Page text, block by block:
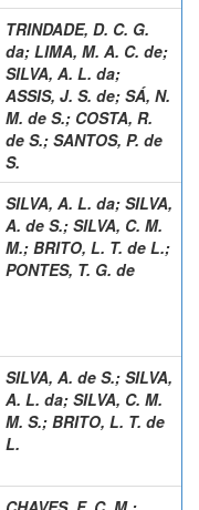
TRINDADE, D. C. G.
da; LIMA, M. A. C. de;
SILVA, A. L. da;
ASSIS, J. S. de; SÁ, N.
M. de S.; COSTA, R.
de S.; SANTOS, P. de
S.
SILVA, A. L. da; SILVA,
A. de S.; SILVA, C. M.
M.; BRITO, L. T. de L.;
PONTES, T. G. de
SILVA, A. de S.; SILVA,
A. L. da; SILVA, C. M.
M. S.; BRITO, L. T. de
L.